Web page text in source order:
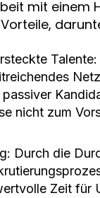
mit einem
Talente:
nicht zum
Durch die
Zeit für